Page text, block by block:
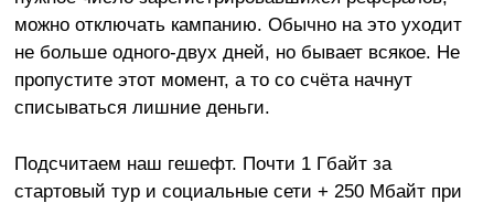
можно отключать кампанию. Обычно на это уходит
не больше одного-двух дней, но бывает всякое. Не
пропустите этот момент, а то со счёта начнут
списываться лишние деньги.
Подсчитаем наш гешефт. Почти 1 Гбайт за
стартовый тур и социальные сети + 250 Мбайт при